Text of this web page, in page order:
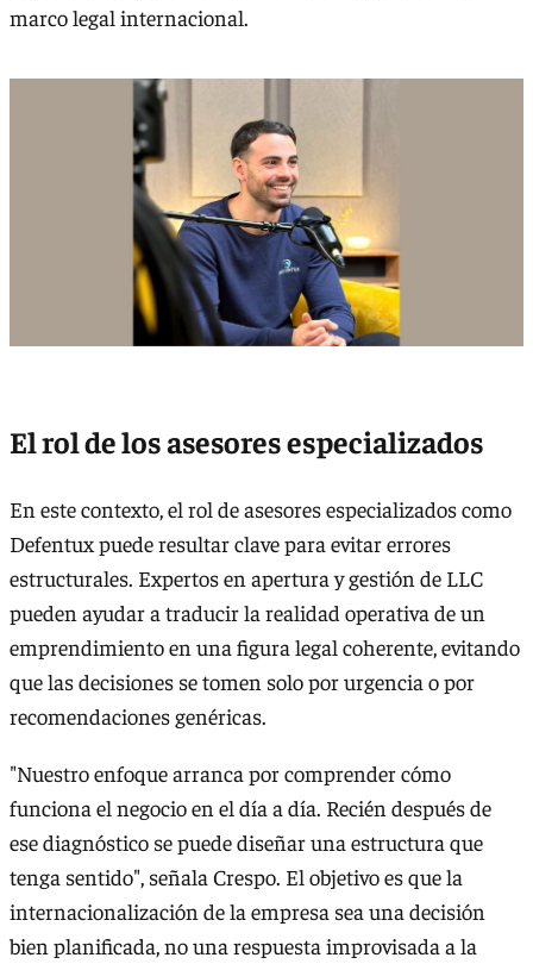
marco legal internacional.
El rol de los asesores especializados
En este contexto, el rol de asesores especializados como
Defentux puede resultar clave para evitar errores
estructurales. Expertos en apertura y gestión de LLC
pueden ayudar a traducir la realidad operativa de un
emprendimiento en una figura legal coherente, evitando
que las decisiones se tomen solo por urgencia o por
recomendaciones genéricas.
"Nuestro enfoque arranca por comprender cómo
funciona el negocio en el día a día. Recién después de
ese diagnóstico se puede diseñar una estructura que
tenga sentido", señala Crespo. El objetivo es que la
internacionalización de la empresa sea una decisión
bien planificada, no una respuesta improvisada a la